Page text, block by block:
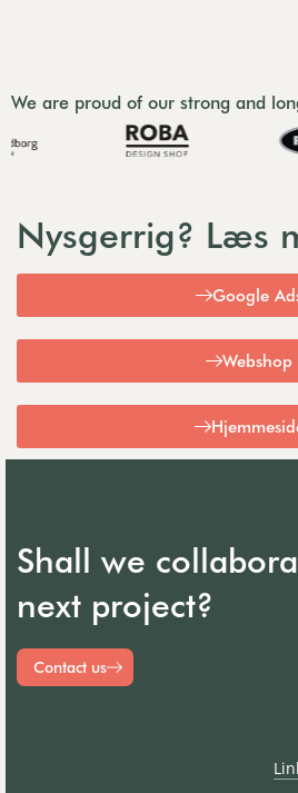
We are proud of our strong and
Nysgerrig? Læs
Google
Webshop
Shall we
next project?
Contact us